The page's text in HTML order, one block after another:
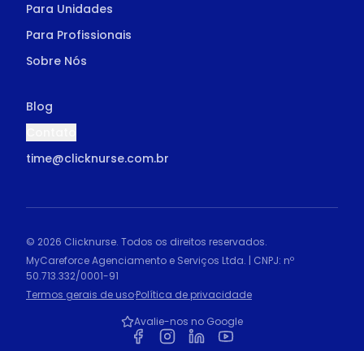
Para Unidades
Para Profissionais
Sobre Nós
Blog
time@clicknurse.com.br
© 2026 Clicknurse. Todos os direitos reservados.
MyCareforce Agenciamento e Serviços Ltda. | CNPJ: nº
50.713.332/0001-91
Termos gerais de uso·Política de privacidade
Avalie-nos no Google